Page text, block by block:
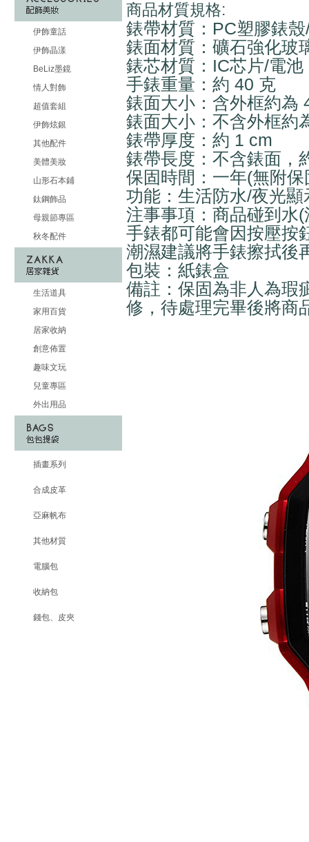
伊飾童話
伊飾晶漾
BeLiz墨鏡
情人對飾
超值套組
伊飾炫銀
其他配件
美體美妝
山形石本鋪
鈦鋼飾品
母親節專區
秋冬配件
生活道具
家用百貨
居家收納
創意佈置
趣味文玩
兒童專區
外出用品
插畫系列
合成皮革
亞麻帆布
其他材質
電腦包
收納包
錢包、皮夾
商品材質規格:
錶帶材質：PC塑膠錶
錶面材質：礦石強化玻
錶芯材質：IC芯片/電池
手錶重量：約 40 克
錶面大小：含外框約為
錶面大小：不含外框約
錶帶厚度：約 1 cm
錶帶長度：不含錶面，
保固時間：一年(無附
功能：生活防水/夜光顯
注事事項：商品碰到水
手錶都可能會因按壓按
潮濕建議將手錶擦拭後
包裝：紙錶盒
備註：保固為非人為瑕
修，待處理完畢後將商